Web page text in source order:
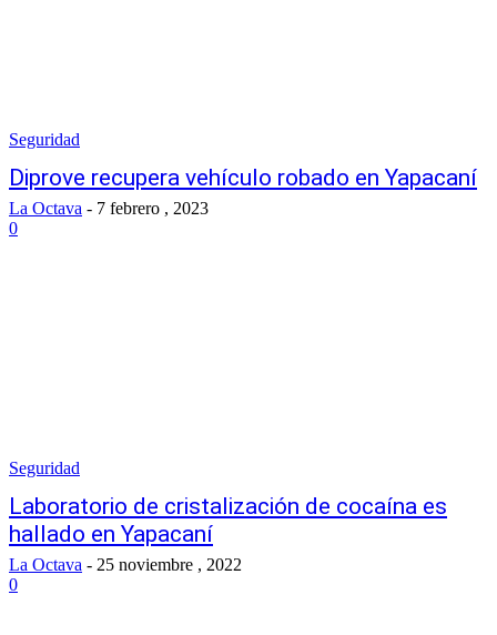
Seguridad
Diprove recupera vehículo robado en Yapacaní
La Octava - 7 febrero , 2023
0
Seguridad
Laboratorio de cristalización de cocaína es
hallado en Yapacaní
La Octava - 25 noviembre , 2022
0